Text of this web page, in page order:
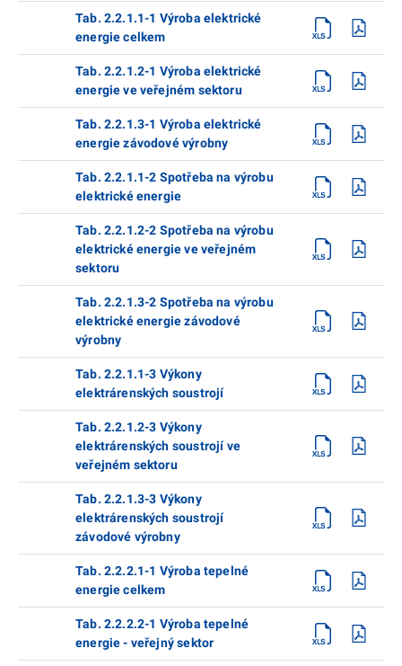
Tab. 2.2.1.1-1 Výroba elektrické
energie celkem
Tab. 2.2.1.2-1 Výroba elektrické
energie ve veřejném sektoru
Tab. 2.2.1.3-1 Výroba elektrické
energie závodové výrobny
Tab. 2.2.1.1-2 Spotřeba na výrobu
elektrické energie
Tab. 2.2.1.2-2 Spotřeba na výrobu
elektrické energie ve veřejném
sektoru
Tab. 2.2.1.3-2 Spotřeba na výrobu
elektrické energie závodové
výrobny
Tab. 2.2.1.1-3 Výkony
elektrárenských soustrojí
Tab. 2.2.1.2-3 Výkony
elektrárenských soustrojí ve
veřejném sektoru
Tab. 2.2.1.3-3 Výkony
elektrárenských soustrojí
závodové výrobny
Tab. 2.2.2.1-1 Výroba tepelné
energie celkem
Tab. 2.2.2.2-1 Výroba tepelné
energie - veřejný sektor